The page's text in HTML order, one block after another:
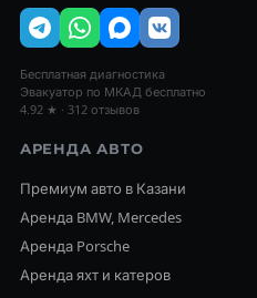
Бесплатная диагностика
Эвакуатор по МКАД бесплатно
4.92 ★ · 312 отзывов
АРЕНДА АВТО
Премиум авто в Казани
Аренда BMW, Mercedes
Аренда Porsche
Аренда яхт и катеров